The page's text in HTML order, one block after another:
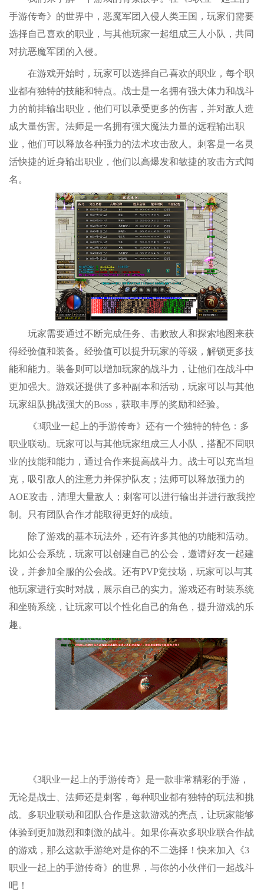
手游传奇》的世界中，恶魔军团入侵人类王国，玩家们需要
选择自己喜欢的职业，与其他玩家一起组成三人小队，共同
对抗恶魔军团的入侵。
在游戏开始时，玩家可以选择自己喜欢的职业，每个职
业都有独特的技能和特点。战士是一名拥有强大体力和战斗
力的前排输出职业，他们可以承受更多的伤害，并对敌人造
成大量伤害。法师是一名拥有强大魔法力量的远程输出职
业，他们可以释放各种强力的法术攻击敌人。刺客是一名灵
活快捷的近身输出职业，他们以高爆发和敏捷的攻击方式闻
名。
玩家需要通过不断完成任务、击败敌人和探索地图来获
得经验值和装备。经验值可以提升玩家的等级，解锁更多技
能和能力。装备则可以增加玩家的战斗力，让他们在战斗中
更加强大。游戏还提供了多种副本和活动，玩家可以与其他
玩家组队挑战强大的Boss，获取丰厚的奖励和经验。
《3职业一起上的手游传奇》还有一个独特的特色：多
职业联动。玩家可以与其他玩家组成三人小队，搭配不同职
业的技能和能力，通过合作来提高战斗力。战士可以充当坦
克，吸引敌人的注意力并保护队友；法师可以释放强力的
AOE攻击，清理大量敌人；刺客可以进行输出并进行敌我控
制。只有团队合作才能取得更好的成绩。
除了游戏的基本玩法外，还有许多其他的功能和活动。
比如公会系统，玩家可以创建自己的公会，邀请好友一起建
设，并参加全服的公会战。还有PVP竞技场，玩家可以与其
他玩家进行实时对战，展示自己的实力。游戏还有时装系统
和坐骑系统，让玩家可以个性化自己的角色，提升游戏的乐
趣。
《3职业一起上的手游传奇》是一款非常精彩的手游，
无论是战士、法师还是刺客，每种职业都有独特的玩法和挑
战。多职业联动和团队合作是这款游戏的亮点，让玩家能够
体验到更加激烈和刺激的战斗。如果你喜欢多职业联合作战
的游戏，那么这款手游绝对是你的不二选择！快来加入《3
职业一起上的手游传奇》的世界，与你的小伙伴们一起战斗
吧！